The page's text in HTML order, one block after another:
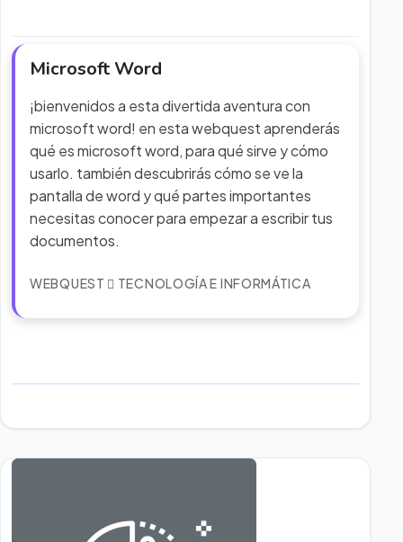
Microsoft Word
¡bienvenidos a esta divertida aventura con
microsoft word! en esta webquest aprenderás
qué es microsoft word, para qué sirve y cómo
usarlo. también descubrirás cómo se ve la
pantalla de word y qué partes importantes
necesitas conocer para empezar a escribir tus
documentos.
WEBQUEST TECNOLOGÍA E INFORMÁTICA